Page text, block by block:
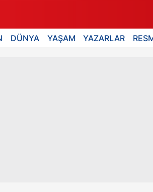
DÜNYA YAŞAM YAZARLAR